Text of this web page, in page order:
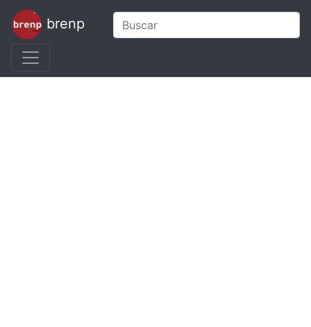
brenp